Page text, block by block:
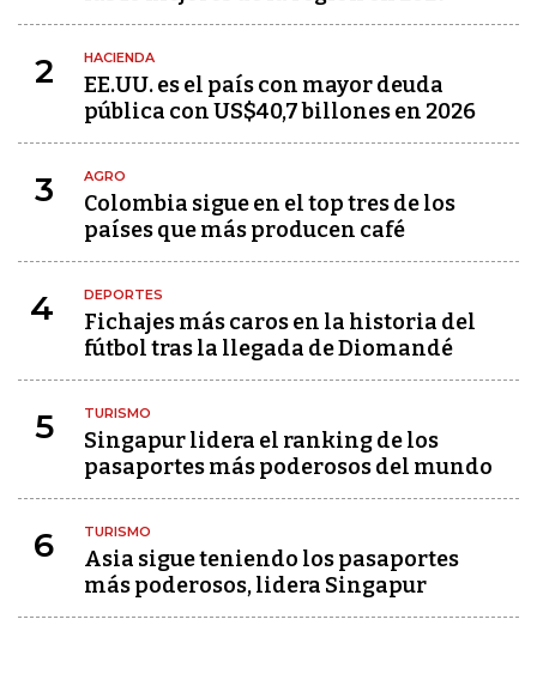
2 HACIENDA
EE.UU. es el país con mayor deuda
pública con US$40,7 billones en 2026
3 AGRO
Colombia sigue en el top tres de los
países que más producen café
4 DEPORTES
Fichajes más caros en la historia del
fútbol tras la llegada de Diomandé
5 TURISMO
Singapur lidera el ranking de los
pasaportes más poderosos del mundo
6 TURISMO
Asia sigue teniendo los pasaportes
más poderosos, lidera Singapur